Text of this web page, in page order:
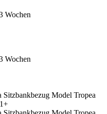
Wochen
Wochen